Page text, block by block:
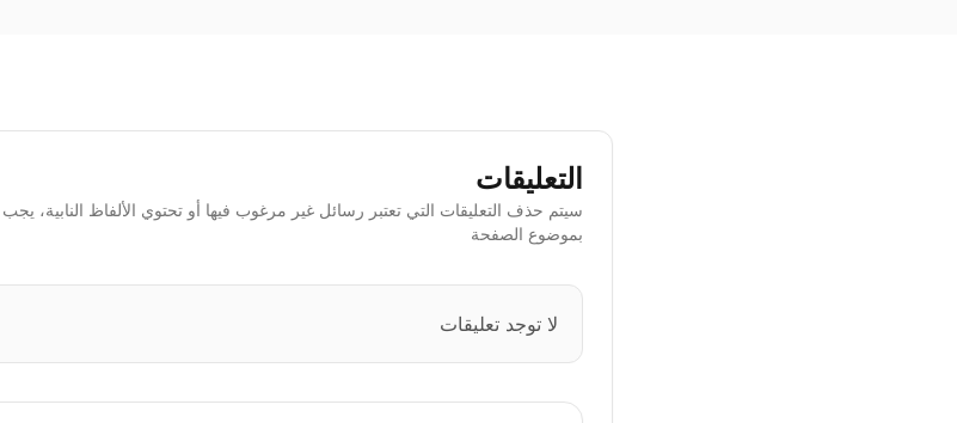
التعليقات
سيتم حذف التعليقات التي تعتبر رسائل غير مرغوب فيها أو تحتوي الألفاظ النابية،
بموضوع الصفحة
لا توجد تعليقات